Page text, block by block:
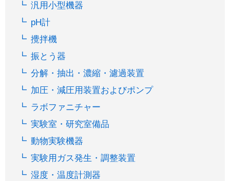
汎用小型機器
pH計
攪拌機
振とう器
分解・抽出・濃縮・濾過装置
加圧・減圧用装置およびポンプ
ラボファニチャー
実験室・研究室備品
動物実験機器
実験用ガス発生・調整装置
湿度・温度計測器